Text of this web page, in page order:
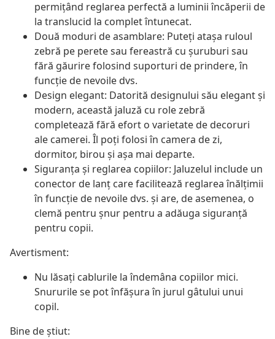
permițând reglarea perfectă a luminii încăperii de
la translucid la complet întunecat.
Două moduri de asamblare: Puteți atașa ruloul
zebră pe perete sau fereastră cu șuruburi sau
fără găurire folosind suporturi de prindere, în
funcție de nevoile dvs.
Design elegant: Datorită designului său elegant și
modern, această jaluză cu role zebră
completează fără efort o varietate de decoruri
ale camerei. Îl poți folosi în camera de zi,
dormitor, birou și așa mai departe.
Siguranța și reglarea copiilor: Jaluzelul include un
conector de lanț care facilitează reglarea înălțimii
în funcție de nevoile dvs. și are, de asemenea, o
clemă pentru șnur pentru a adăuga siguranță
pentru copii.
Avertisment:
Nu lăsați cablurile la îndemâna copiilor mici.
Snururile se pot înfăşura în jurul gâtului unui
copil.
Bine de știut: